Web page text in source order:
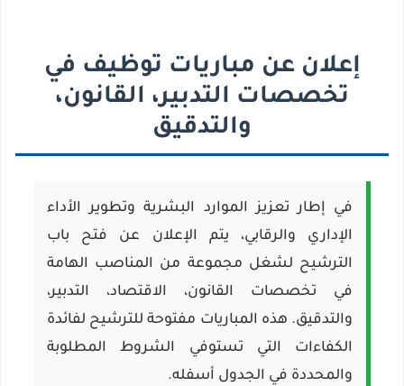
إعلان عن مباريات توظيف في
تخصصات التدبير، القانون،
والتدقيق
في إطار تعزيز الموارد البشرية وتطوير الأداء
الإداري والرقابي، يتم الإعلان عن فتح باب
الترشيح لشغل مجموعة من المناصب الهامة
في تخصصات القانون، الاقتصاد، التدبير،
والتدقيق. هذه المباريات مفتوحة للترشيح لفائدة
الكفاءات التي تستوفي الشروط المطلوبة
والمحددة في الجدول أسفله.